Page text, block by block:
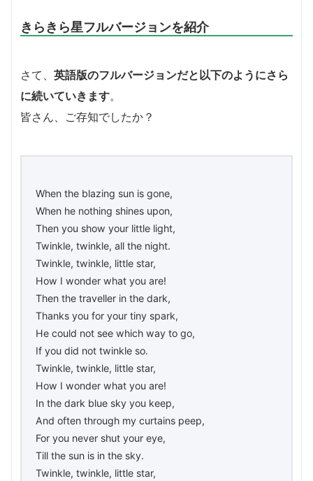
きらきら星フルバージョンを紹介
さて、 英語版のフルバージョンだと以下のようにさら
に続いていきます。
皆さん、ご存知でしたか？
When the blazing sun is gone,
When he nothing shines upon,
Then you show your little light,
Twinkle, twinkle, all the night.
Twinkle, twinkle, little star,
How I wonder what you are!
Then the traveller in the dark,
Thanks you for your tiny spark,
He could not see which way to go,
If you did not twinkle so.
Twinkle, twinkle, little star,
How I wonder what you are!
In the dark blue sky you keep,
And often through my curtains peep,
For you never shut your eye,
Till the sun is in the sky.
Twinkle, twinkle, little star,